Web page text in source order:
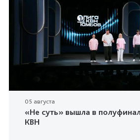
05 августа
«Не суть» вышла в
КВН